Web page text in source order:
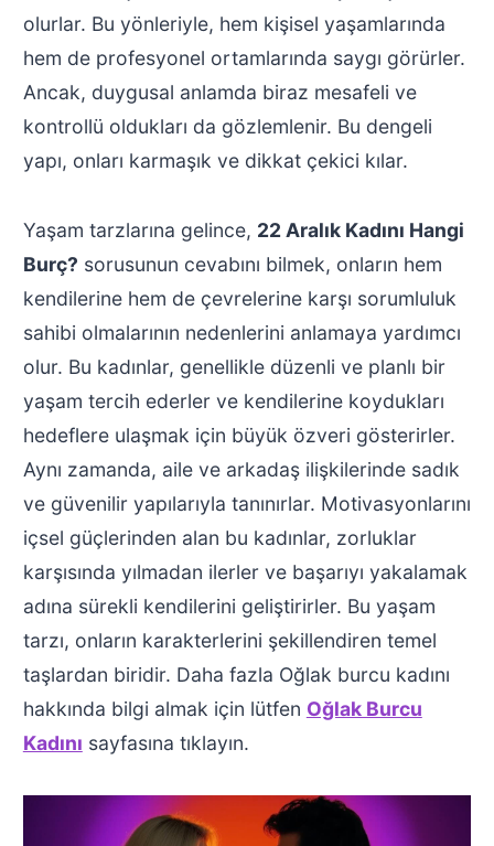
olurlar. Bu yönleriyle, hem kişisel yaşamlarında
hem de profesyonel ortamlarında saygı görürler.
Ancak, duygusal anlamda biraz mesafeli ve
kontrollü oldukları da gözlemlenir. Bu dengeli
yapı, onları karmaşık ve dikkat çekici kılar.
Yaşam tarzlarına gelince, 22 Aralık Kadını Hangi
Burç? sorusunun cevabını bilmek, onların hem
kendilerine hem de çevrelerine karşı sorumluluk
sahibi olmalarının nedenlerini anlamaya yardımcı
olur. Bu kadınlar, genellikle düzenli ve planlı bir
yaşam tercih ederler ve kendilerine koydukları
hedeflere ulaşmak için büyük özveri gösterirler.
Aynı zamanda, aile ve arkadaş ilişkilerinde sadık
ve güvenilir yapılarıyla tanınırlar. Motivasyonlarını
içsel güçlerinden alan bu kadınlar, zorluklar
karşısında yılmadan ilerler ve başarıyı yakalamak
adına sürekli kendilerini geliştirirler. Bu yaşam
tarzı, onların karakterlerini şekillendiren temel
taşlardan biridir. Daha fazla Oğlak burcu kadını
hakkında bilgi almak için lütfen Oğlak Burcu
Kadını sayfasına tıklayın.